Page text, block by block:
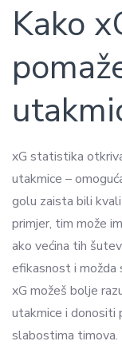
Kako
xG statistika
utakmice –
golu zaista bili
primjer, tim može
ako većina tih
efikasnost i možda
xG možeš bolje
utakmice i donositi
slabostima timova.